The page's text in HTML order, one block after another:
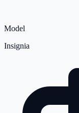
Model
Insignia